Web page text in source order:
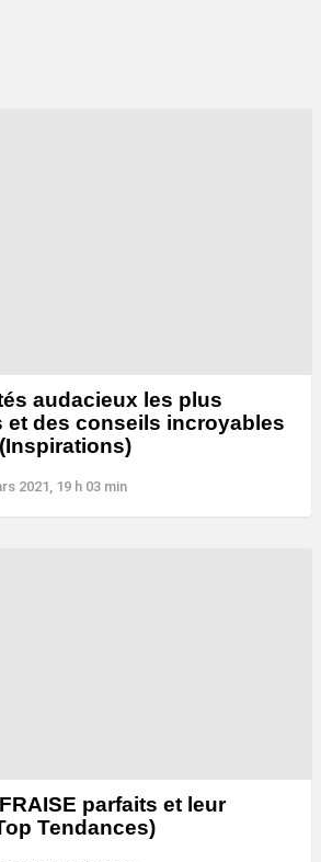
audacieux les plus
et des conseils incroyables
2021, 19 h 03 min
parfaits et leur
Tendances)